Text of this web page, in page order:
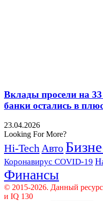
Вклады просели на
банки остались в
23.04.2026
Looking For More?
Hi-Tech Авто
Коронавирус COVID-19
Финансы
© 2015-2026. Данный
и IQ 130